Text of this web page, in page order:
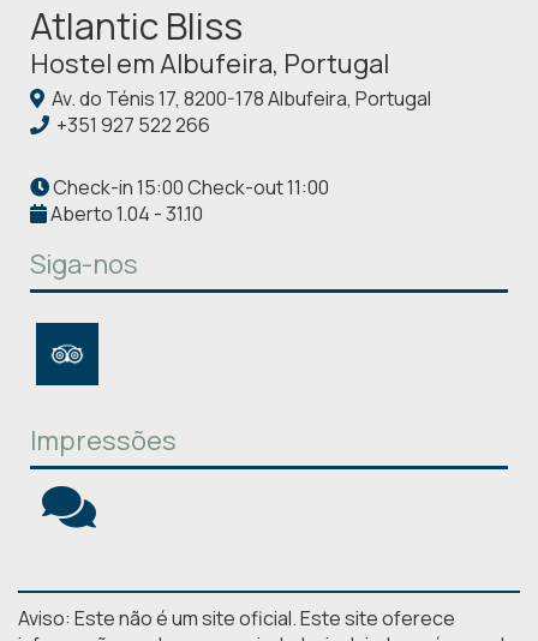
Atlantic Bliss
Hostel em Albufeira, Portugal
Av. do Ténis 17, 8200-178 Albufeira, Portugal
+351 927 522 266
Check-in 15:00 Check-out 11:00
Aberto 1.04 - 31.10
Siga-nos
Impressões
Aviso: Este não é um site oficial. Este site oferece